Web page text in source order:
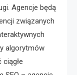
Agencje będą
związanych
algorytmów